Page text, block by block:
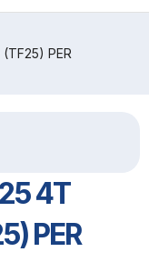
(TF25) PER
4T
PER